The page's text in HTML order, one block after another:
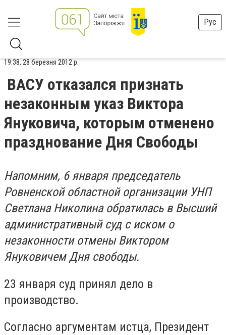
Рус
19:38, 28 березня 2012 р.
ВАСУ отказался признать
незаконным указ Виктора
Януковича, которым отменено
празднование Дня Свободы
Напомним, 6 января председатель
Ровненской областной организации УНП
Светлана Николина обратилась в Высший
административный суд с иском о
незаконности отмены Виктором
Януковичем Дня свободы.
23 января суд принял дело в
производство.
Согласно аргументам истца, Президент